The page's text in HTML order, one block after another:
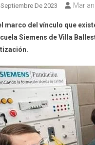
De 2023
marco del vínculo que
Siemens de Villa